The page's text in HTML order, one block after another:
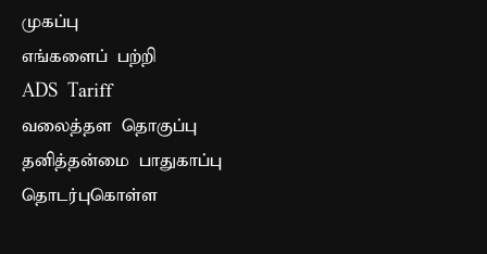
முகப்பு
எங்களைப் பற்றி
ADS Tariff
வலைத்தள தொகுப்பு
தனித்தன்மை பாதுகாப்பு
தொடர்புகொள்ள